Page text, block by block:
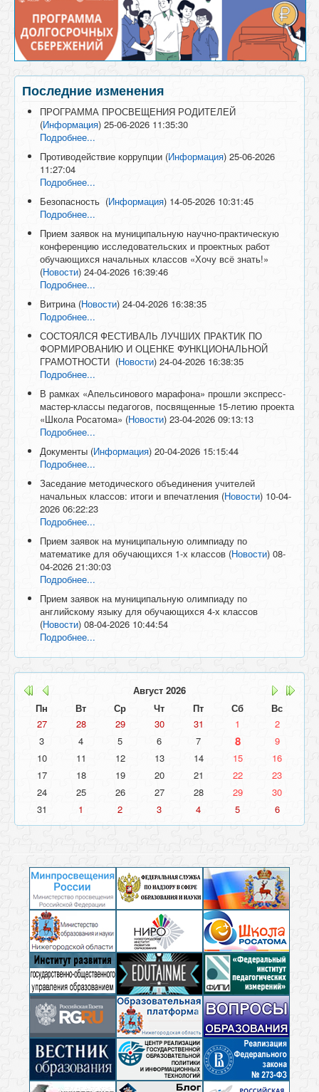
Последние изменения
ПРОГРАММА ПРОСВЕЩЕНИЯ РОДИТЕЛЕЙ
(Информация) 25-06-2026 11:35:30
Подробнее...
Противодействие коррупции (Информация) 25-06-2026
11:27:04
Подробнее...
Безопасность (Информация) 14-05-2026 10:31:45
Подробнее...
Прием заявок на муниципальную научно-практическую
конференцию исследовательских и проектных работ
обучающихся начальных классов «Хочу всё знать!»
(Новости) 24-04-2026 16:39:46
Подробнее...
Витрина (Новости) 24-04-2026 16:38:35
Подробнее...
СОСТОЯЛСЯ ФЕСТИВАЛЬ ЛУЧШИХ ПРАКТИК ПО
ФОРМИРОВАНИЮ И ОЦЕНКЕ ФУНКЦИОНАЛЬНОЙ
ГРАМОТНОСТИ (Новости) 24-04-2026 16:38:35
Подробнее...
В рамках «Апельсинового марафона» прошли экспресс-
мастер-классы педагогов, посвященные 15-летию проекта
«Школа Росатома» (Новости) 23-04-2026 09:13:13
Подробнее...
Документы (Информация) 20-04-2026 15:15:44
Подробнее...
Заседание методического объединения учителей
начальных классов: итоги и впечатления (Новости) 10-04-
2026 06:22:23
Подробнее...
Прием заявок на муниципальную олимпиаду по
математике для обучающихся 1-х классов (Новости) 08-
04-2026 21:30:03
Подробнее...
Прием заявок на муниципальную олимпиаду по
английскому языку для обучающихся 4-х классов
(Новости) 08-04-2026 10:44:54
Подробнее...
Август 2026
Пн
Вт Ср Чт Пт Сб
Вс
27
28 29 30 31 1
2
3
4 5 6 7 8
9
10
11 12 13 14 15
16
17
18 19 20 21 22
23
24
25 26 27 28 29
30
31
1 2 3 4 5 6